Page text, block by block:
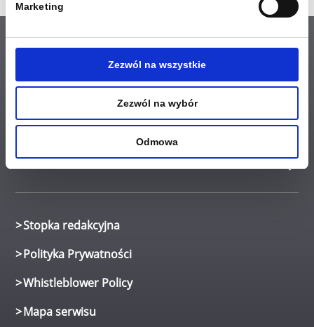
Marketing
Zezwól na wszystkie
Zezwól na wybór
Odmowa
Stopka redakcyjna
Polityka Prywatności
Whistleblower Policy
Mapa serwisu
Napisz do nas
Dane kontaktowe